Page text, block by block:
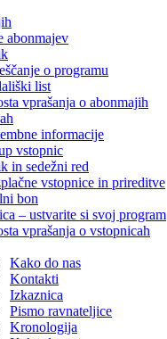
abonmajev
o programu
list
vprašanja o abonmajih
informacije
vstopnic
in sedežni red
vstopnice in prireditve
bon
– ustvarite si svoj program
vprašanja o vstopnicah
Kako do nas
Kontakti
Izkaznica
Pismo ravnateljice
Kronologija